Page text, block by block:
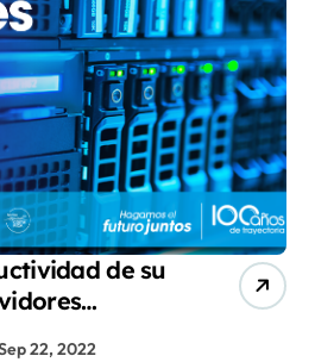
de su
22, 2022